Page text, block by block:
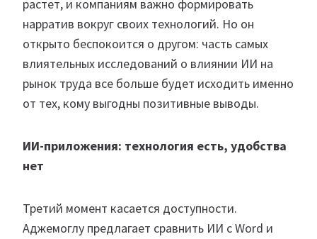
растет, и компаниям важно формировать
нарратив вокруг своих технологий. Но он
открыто беспокоится о другом: часть самых
влиятельных исследований о влиянии ИИ на
рынок труда все больше будет исходить именно
от тех, кому выгодны позитивные выводы.
ИИ-приложения: технология есть, удобства
нет
Третий момент касается доступности.
Аджемоглу предлагает сравнить ИИ с Word и